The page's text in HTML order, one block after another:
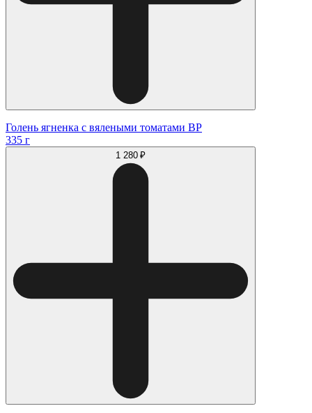
Голень ягненка с вялеными томатами ВР
335 г
1 280 ₽